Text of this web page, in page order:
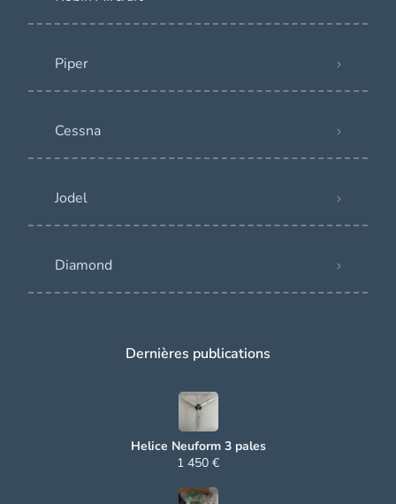
Piper
Cessna
Jodel
Diamond
Dernières publications
Helice Neuform 3 pales
1 450 €